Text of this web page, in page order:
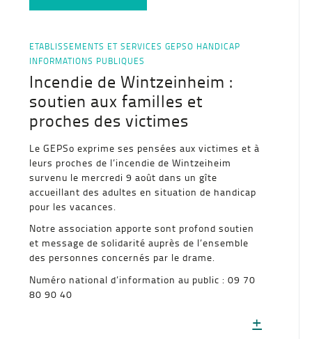
ETABLISSEMENTS ET SERVICES GEPSO HANDICAP
INFORMATIONS PUBLIQUES
Incendie de Wintzeinheim :
soutien aux familles et
proches des victimes
Le GEPSo exprime ses pensées aux victimes et à
leurs proches de l’incendie de Wintzeiheim
survenu le mercredi 9 août dans un gîte
accueillant des adultes en situation de handicap
pour les vacances.
Notre association apporte sont profond soutien
et message de solidarité auprès de l’ensemble
des personnes concernés par le drame.
Numéro national d’information au public : 09 70
80 90 40
+